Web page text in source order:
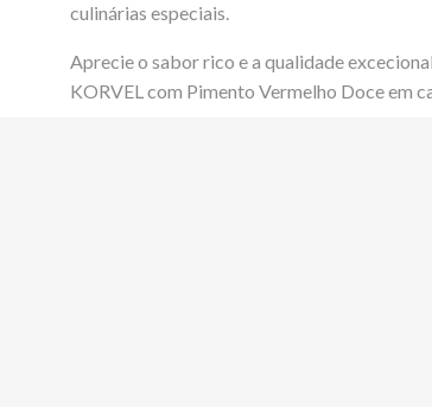
culinárias especiais.
Aprecie o sabor rico e a qualidade
KORVEL com Pimento Vermelho Doce em